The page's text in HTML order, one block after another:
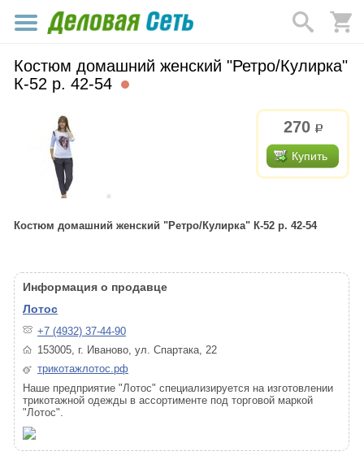
Костюм домашний женский "Ретро/Кулирка"
К-52 р. 42-54
270 р.
Купить
Костюм домашний женский "Ретро/Кулирка" К-52 р. 42-54
Информация о продавце
Лотос
+7 (4932) 37-44-90
153005, г. Иваново, ул. Спартака, 22
трикотажлотос.рф
Наше предприятие "Лотос" специализируется на изготовлении
трикотажной одежды в ассортименте под торговой маркой
"Лотос".